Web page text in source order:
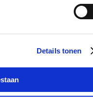
Details tonen
Dat heeft ze
de site met